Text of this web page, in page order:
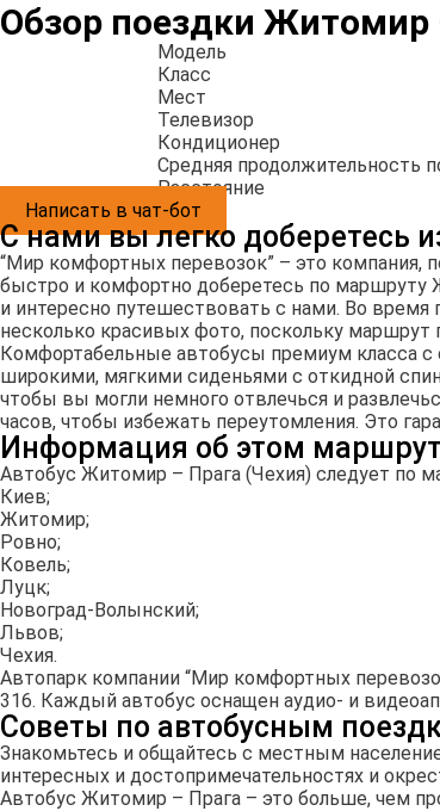
Обзор поездки Житомир
Модель
Класс
Мест
Телевизор
Кондиционер
Средняя продолжительность
Расстояние
Написать в чат-бот
С нами вы легко доберетесь
“Мир комфортных перевозок” – это
быстро и комфортно доберетесь по маршруту
и интересно путешествовать с нами. Во
несколько красивых фото, поскольку
Комфортабельные автобусы премиум класса
широкими, мягкими сиденьями с откидной
чтобы вы могли немного отвлечься и
часов, чтобы избежать переутомления. Это
Информация об этом
Автобус Житомир – Прага (Чехия) следует по
Киев;
Житомир;
Ровно;
Ковель;
Луцк;
Новоград-Волынский;
Львов;
Чехия.
Автопарк компании “Мир комфортных
316. Каждый автобус оснащен аудио- и
Советы по автобусным
Знакомьтесь и общайтесь с местным
интересных и достопримечательностях и
Автобус Житомир – Прага – это больше, чем